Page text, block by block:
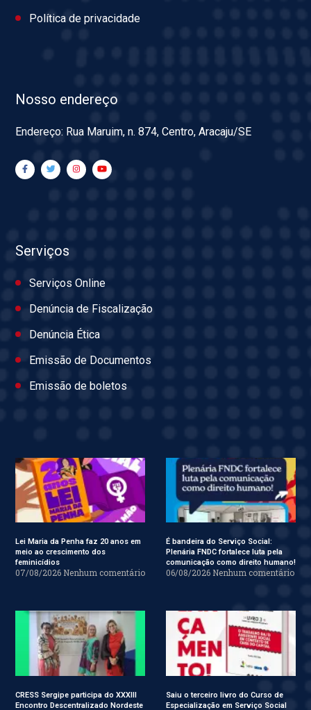
Política de privacidade
Nosso endereço
Endereço: Rua Maruim, n. 874, Centro, Aracaju/SE
Serviços
Serviços Online
Denúncia de Fiscalização
Denúncia Ética
Emissão de Documentos
Emissão de boletos
Lei Maria da Penha faz 20 anos em
meio ao crescimento dos
feminicídios
07/08/2026 Nenhum comentário
É bandeira do Serviço Social:
Plenária FNDC fortalece luta pela
comunicação como direito humano!
06/08/2026 Nenhum comentário
CRESS Sergipe participa do XXXIII
Encontro Descentralizado Nordeste
Saiu o terceiro livro do Curso de
Especialização em Serviço Social